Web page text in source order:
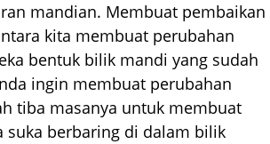
mandian. Membuat pembaikan
kita membuat perubahan
bentuk bilik mandi yang sudah
ingin membuat perubahan
tiba masanya untuk membuat
suka berbaring di dalam bilik